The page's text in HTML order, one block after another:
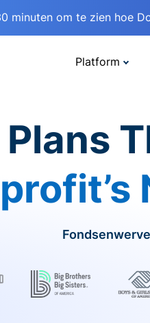
minuten om te zien hoe
Platform
Plans